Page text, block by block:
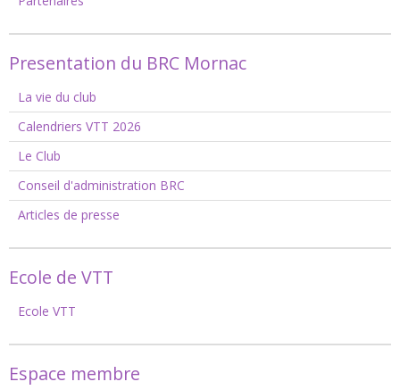
Presentation du BRC Mornac
La vie du club
Calendriers VTT 2026
Le Club
Conseil d'administration BRC
Articles de presse
Ecole de VTT
Ecole VTT
Espace membre